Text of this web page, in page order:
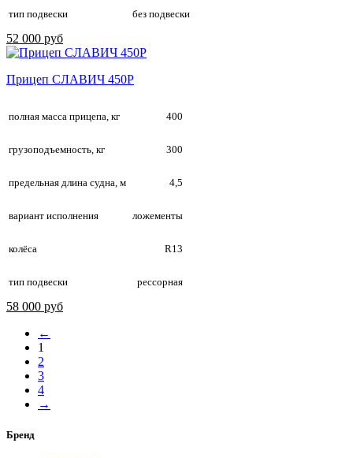
тип подвески без подвески
52 000 руб
Прицеп СЛАВИЧ 450Р
полная масса прицепа, кг 400
грузоподъемность, кг 300
предельная длина судна, м 4,5
вариант исполнения ложементы
колёса R13
тип подвески рессорная
58 000 руб
←
1
2
3
4
→
Бренд